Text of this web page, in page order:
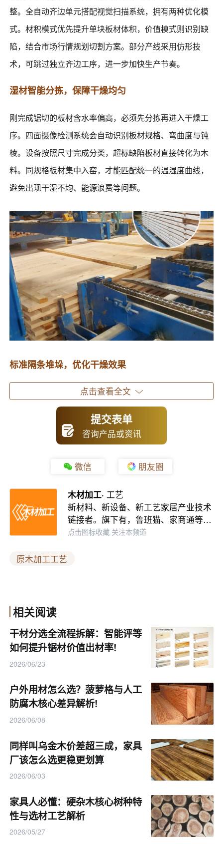
整。全自动齐边单元搭配视觉扫描系统，拥有两种优化模
式。材积模式优先提升单块板材体积，价值模式则识别缺
陷，结合市场行情规划切割方案。部分产线采用仿形技
术，可跳过独立齐边工序，进一步加快生产节奏。
湿材智能分拣，保障干燥均匀
刚完成锯切的板材含水率偏高，必须先分拣再进入干燥工
序。四面摄像检测系统会自动识别板材规格、弯曲度与钝
棱。设备按照尺寸完成分类，超标缺陷板材直接转化为木
料。同规格板材集中入窑，才能匹配统一的温湿度曲线，
避免出现干湿不均、能源浪费等问题。
标准隔条堆垛，优化干燥效果
分拣后的板材采用隔条堆垛方式，在层间留出通风间隙。
放置隔条有明确规范，数量、对齐方式都会影响成品质
量。隔条数量适中且垂直对齐，可防止板材弯曲。同时系
统会自动扫描剔除破损隔条，避免设备卡塞，让热风在料
包内部充分循环，实现整体均匀干燥。
副产品分级利用，实现零废弃
制材产生的木片、锯屑不再是废料，而是细分品类对外供
应。湿木片、干木片、燃料木片严格区分，禁止混掺，保
行业发展方向与借鉴经验
国内制材行业正向数字化、全利用方向发展。海外先进产
线依靠全程扫描优化，长期保持较高出材率。结合国内资
源现状，木材企业可借鉴相关经验，强化测量、分拣环节
点击查看全文
提交表单
咨询产品或资讯
微信 朋友圈
木材加工· 工艺
新材料、新设备、新工艺家居产业技术
链接者。旗下有，鲁班猫、家商通等…
点击图标收藏 关注本频道
原木加工工艺
相关阅读
干材分选全流程拆解：智能评等
如何提升锯材价值出材率!
2026/06/23
户外用材怎么选？菠萝格与人工
防腐木核心差异解析!
2026/06/08
同样叫乌金木价差超三成，家具
厂该怎么选更稳更划算
2026/06/03
家具人必懂：硬杂木核心树种特
性与选材工艺解析
2026/05/27